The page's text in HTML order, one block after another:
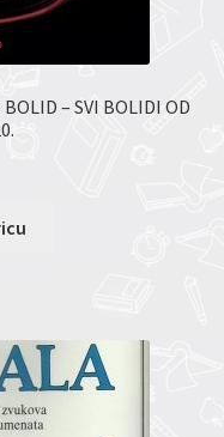
– SVI BOLIDI OD